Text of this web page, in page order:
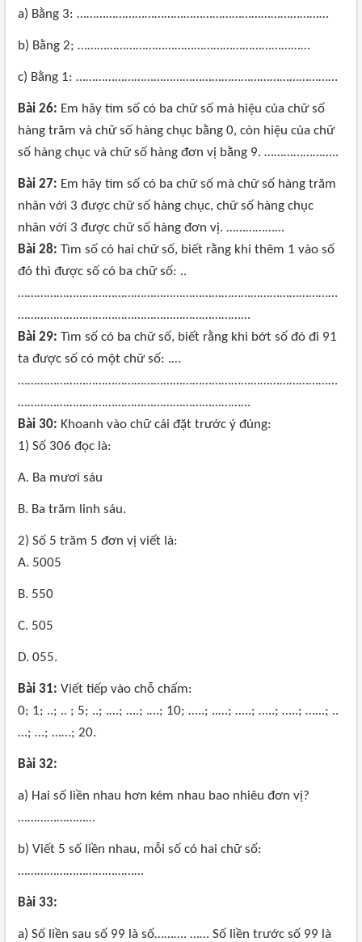
a) Bằng 3: ……………………………………………………………………
b) Bằng 2; ………………………………………………………………
c) Bằng 1: ………………………………………………………………………
Bài 26: Em hãy tìm số có ba chữ số mà hiệu của chữ số
hàng trăm và chữ số hàng chục bằng 0, còn hiệu của chữ
số hàng chục và chữ số hàng đơn vị bằng 9. …………………..
Bài 27: Em hãy tìm số có ba chữ số mà chữ số hàng trăm
nhân với 3 được chữ số hàng chục, chữ số hàng chục
nhân với 3 được chữ số hàng đơn vị. ………………
Bài 28: Tìm số có hai chữ số, biết rằng khi thêm 1 vào số
đó thì được số có ba chữ số: ..
………………………………………………………………………………………
………………………………………………………………
Bài 29: Tìm số có ba chữ số, biết rằng khi bớt số đó đi 91
ta được số có một chữ số: .…
………………………………………………………………………………………
………………………………………………………………
Bài 30: Khoanh vào chữ cái đặt trước ý đúng:
1) Số 306 đọc là:
A. Ba mươi sáu
B. Ba trăm linh sáu.
2) Số 5 trăm 5 đơn vị viết là:
A. 5005
B. 550
C. 505
D. 055.
Bài 31: Viết tiếp vào chỗ chấm:
0; 1; ..; .. ; 5; ..; .…; ….; .…; 10; …..; ..…; …..; …..; …..; ……; ..
…; …; ……; 20.
Bài 32:
a) Hai số liền nhau hơn kém nhau bao nhiêu đơn vị?
……………………
b) Viết 5 số liền nhau, mỗi số có hai chữ số:
…………………………………
Bài 33:
a) Số liền sau số 99 là số………. …… Số liền trước số 99 là